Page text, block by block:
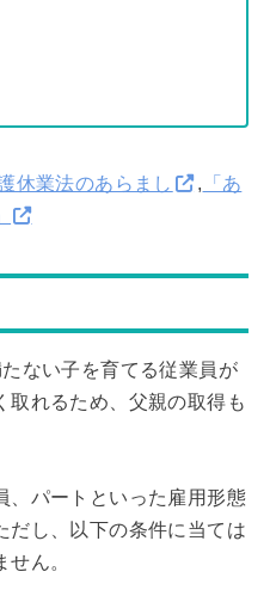
休業法のあらまし , 「あ
ない子を育てる従業員が
取れるため、父親の取得も
、パートといった雇用形態
だし、以下の条件に当ては
ん。